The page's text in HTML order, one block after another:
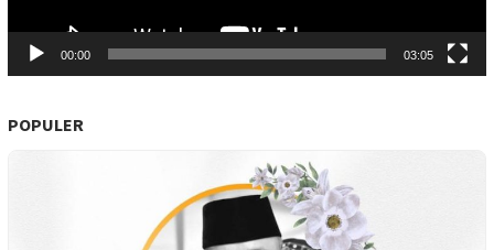
00:00 03:05
POPULER